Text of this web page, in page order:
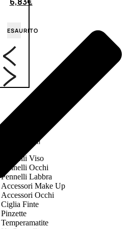
ESAURITO
ACCESSORI
Pennelli Viso
Pennelli Occhi
Pennelli Labbra
Accessori Make Up
Accessori Occhi
Ciglia Finte
Pinzette
Temperamatite